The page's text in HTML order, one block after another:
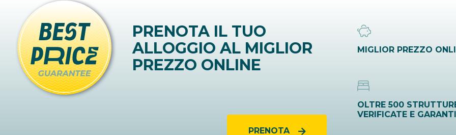
PRENOTA IL TUO
ALLOGGIO AL MIGLIOR
PREZZO ONLINE
PRENOTA
MIGLIOR PREZZO
OLTRE 500
VERIFICATE E